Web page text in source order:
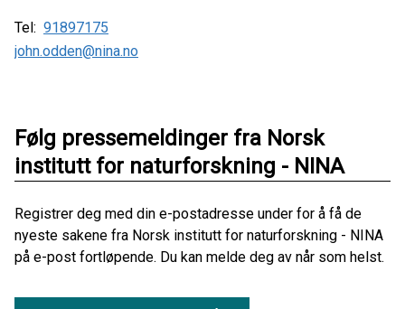
Tel: 91897175
john.odden@nina.no
Følg pressemeldinger fra Norsk
institutt for naturforskning - NINA
Registrer deg med din e-postadresse under for å få de
nyeste sakene fra Norsk institutt for naturforskning - NINA
på e-post fortløpende. Du kan melde deg av når som helst.